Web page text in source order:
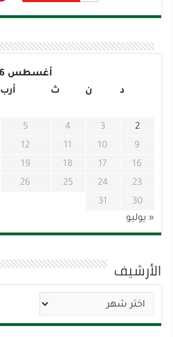
أغسطس 2026
د
ن ث أرب
2
3
4
5
9
10
11
12
16
17
18
19
23
24
25
26
30
31
« يوليو
الأرشيف
الأرشيف